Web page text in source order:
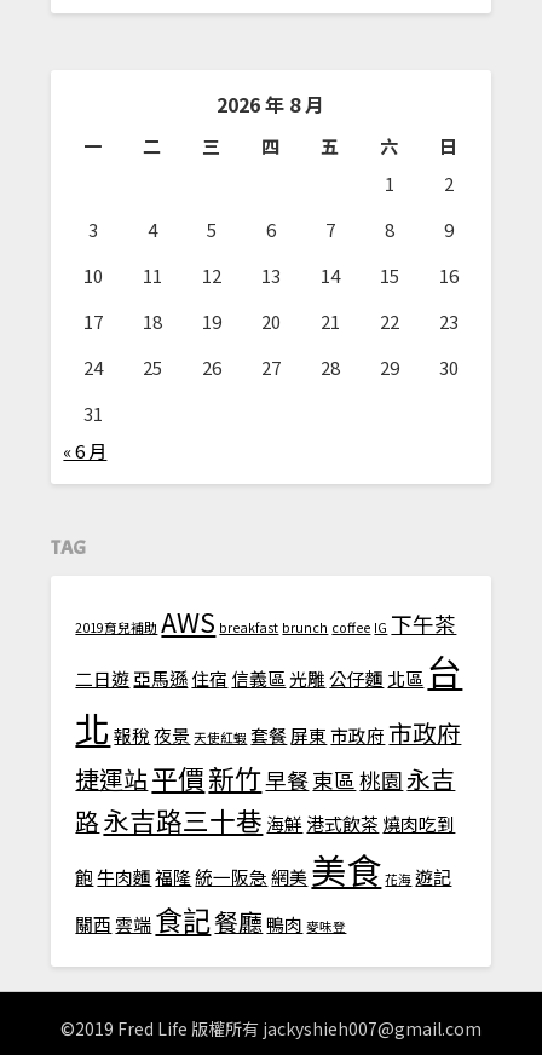
2026 年 8 月
一 二 三 四 五 六
日
1
2
3
4 5 6 7 8
9
10
11 12 13 14 15
16
17
18 19 20 21 22
23
24
25 26 27 28 29
30
31
« 6 月
TAG
2019育兒補助 AWS breakfast brunch coffee IG 下午茶
二日遊亞馬遜住宿 信義區 光雕 公仔麵 北區 台
北 報稅 夜景 天使紅蝦 套餐屏東 市政府 市政府
捷運站平價新竹早餐東區桃園永吉
路永吉路三十巷 海鮮港式飲茶 燒肉吃到
飽 牛肉麵 福隆統一阪急 網美 美食 花海 遊記
關西 雲端食記餐廳 鴨肉 麥味登
©2019 Fred Life 版權所有 jackyshieh007@gmail.com